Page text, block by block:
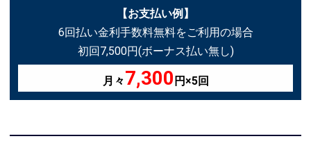
【お支払い例】
6回払い金利手数料無料をご利用の場合
初回7,500円(ボーナス払い無し)
月々7,300 円×5回